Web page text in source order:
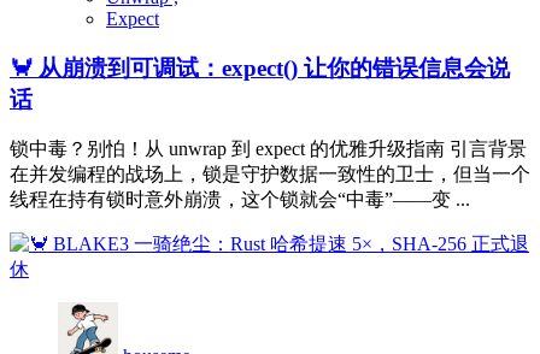
Expect
🦀 从崩溃到可调试：expect() 让你的错误信息会说
话
锁中毒？别怕！从 unwrap 到 expect 的优雅升级指南 引言背景
在并发编程的战场上，锁是守护数据一致性的卫士，但当一个
线程在持有锁时意外崩溃，这个锁就会“中毒”——变 ...